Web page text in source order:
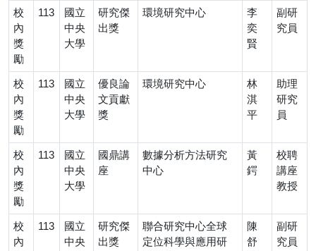
校
內
獎
勵
113
國立
中央
大學
研究傑
出獎
環境研究中心
李
奕
賢
副研
究員
校
內
獎
勵
113
國立
中央
大學
優良論
文貢獻
獎
環境研究中心
林
淇
平
助理
研究
員
校
內
獎
勵
113
國立
中央
大學
國鼎講
座
數據分析方法研究
中心
黃
鍔
校聘
講座
教授
校
內
113
國立
中央
研究傑
出獎
聯合研究中心全球
定位科學與應用研
陳
舒
副研
究員